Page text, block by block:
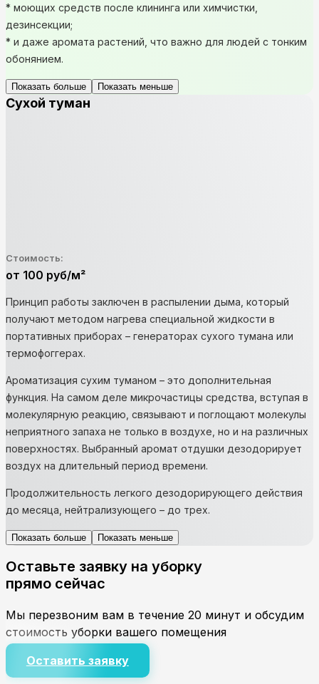
* моющих средств после клининга или химчистки,
дезинсекции;
* и даже аромата растений, что важно для людей с тонким
обонянием.
Показать больше Показать меньше
Сухой туман
Стоимость:
от 100 руб/м²
Принцип работы заключен в распылении дыма, который
получают методом нагрева специальной жидкости в
портативных приборах – генераторах сухого тумана или
термофоггерах.
Ароматизация сухим туманом – это дополнительная
функция. На самом деле микрочастицы средства, вступая в
молекулярную реакцию, связывают и поглощают молекулы
неприятного запаха не только в воздухе, но и на различных
поверхностях. Выбранный аромат отдушки дезодорирует
воздух на длительный период времени.
Продолжительность легкого дезодорирующего действия
до месяца, нейтрализующего – до трех.
Показать больше Показать меньше
Оставьте заявку на уборку
прямо сейчас
Мы перезвоним вам в течение 20 минут и обсудим
стоимость уборки вашего помещения
Оставить заявку